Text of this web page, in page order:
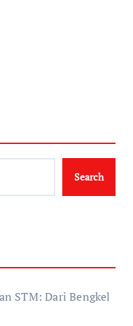
Search
STM: Dari Bengkel